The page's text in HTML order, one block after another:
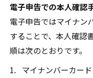
電子申告での本人確認
電子申告ではマイナン
することで、本人確認
順は次のとおりです。
マイナンバーカー